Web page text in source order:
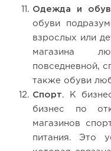
Одежда и
обуви
взрослых или
магазина
повседневной,
также обуви
Спорт. К
бизнес по
магазинов
питания. Это